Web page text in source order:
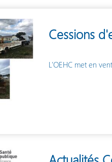
Cessions
L’OEHC met en